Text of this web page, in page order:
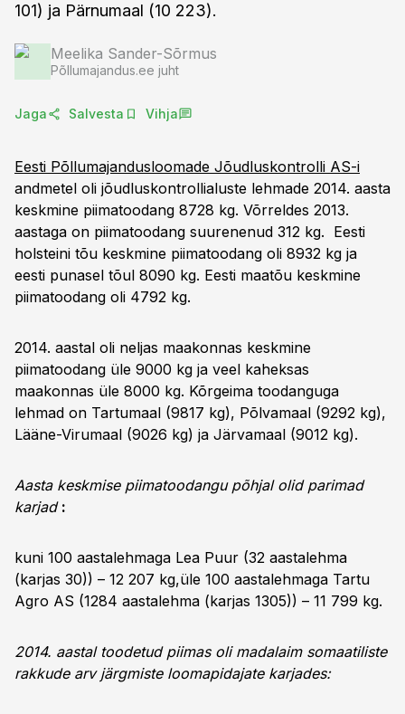
101) ja Pärnumaal (10 223).
Meelika Sander-Sõrmus
Põllumajandus.ee juht
Jaga Salvesta Vihja
Eesti Põllumajandusloomade Jõudluskontrolli AS-i
andmetel oli jõudluskontrollialuste lehmade 2014. aasta
keskmine piimatoodang 8728 kg. Võrreldes 2013.
aastaga on piimatoodang suurenenud 312 kg. Eesti
holsteini tõu keskmine piimatoodang oli 8932 kg ja
eesti punasel tõul 8090 kg. Eesti maatõu keskmine
piimatoodang oli 4792 kg.
2014. aastal oli neljas maakonnas keskmine
piimatoodang üle 9000 kg ja veel kaheksas
maakonnas üle 8000 kg. Kõrgeima toodanguga
lehmad on Tartumaal (9817 kg), Põlvamaal (9292 kg),
Lääne-Virumaal (9026 kg) ja Järvamaal (9012 kg).
Aasta keskmise piimatoodangu põhjal olid parimad
karjad :
kuni 100 aastalehmaga Lea Puur (32 aastalehma
(karjas 30)) – 12 207 kg,üle 100 aastalehmaga Tartu
Agro AS (1284 aastalehma (karjas 1305)) – 11 799 kg.
2014. aastal toodetud piimas oli madalaim somaatiliste
rakkude arv järgmiste loomapidajate karjades: